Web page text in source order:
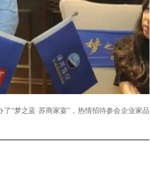
“梦之蓝·苏商家宴”，热情招待参会企业家品